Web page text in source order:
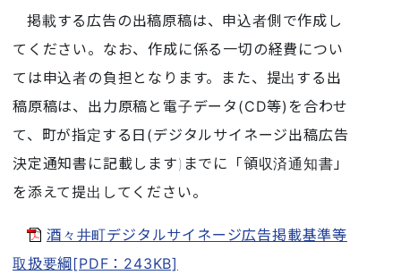
掲載する広告の出稿原稿は、申込者側で作成し
てください。なお、作成に係る一切の経費につい
ては申込者の負担となります。また、提出する出
稿原稿は、出力原稿と電子データ(CD等)を合わせ
て、町が指定する日(デジタルサイネージ出稿広告
決定通知書に記載します)までに「領収済通知書」
を添えて提出してください。
酒々井町デジタルサイネージ広告掲載基準等
取扱要綱[PDF：243KB]